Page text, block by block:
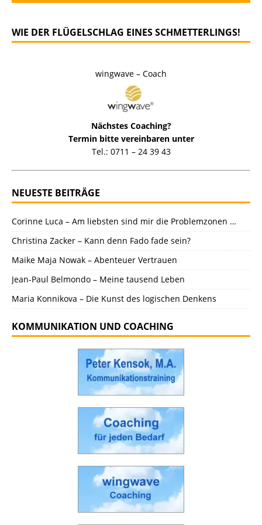
WIE DER FLÜGELSCHLAG EINES SCHMETTERLINGS!
wingwave – Coach
Nächstes Coaching?
Termin bitte vereinbaren unter
Tel.: 0711 – 24 39 43
NEUESTE BEITRÄGE
Corinne Luca – Am liebsten sind mir die Problemzonen …
Christina Zacker – Kann denn Fado fade sein?
Maike Maja Nowak – Abenteuer Vertrauen
Jean-Paul Belmondo – Meine tausend Leben
Maria Konnikova – Die Kunst des logischen Denkens
KOMMUNIKATION UND COACHING